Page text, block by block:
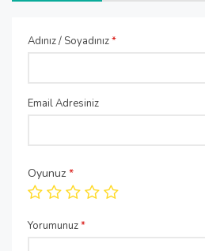
Adınız / Soyadınız*
Email Adresiniz
Oyunuz *
Yorumunuz*